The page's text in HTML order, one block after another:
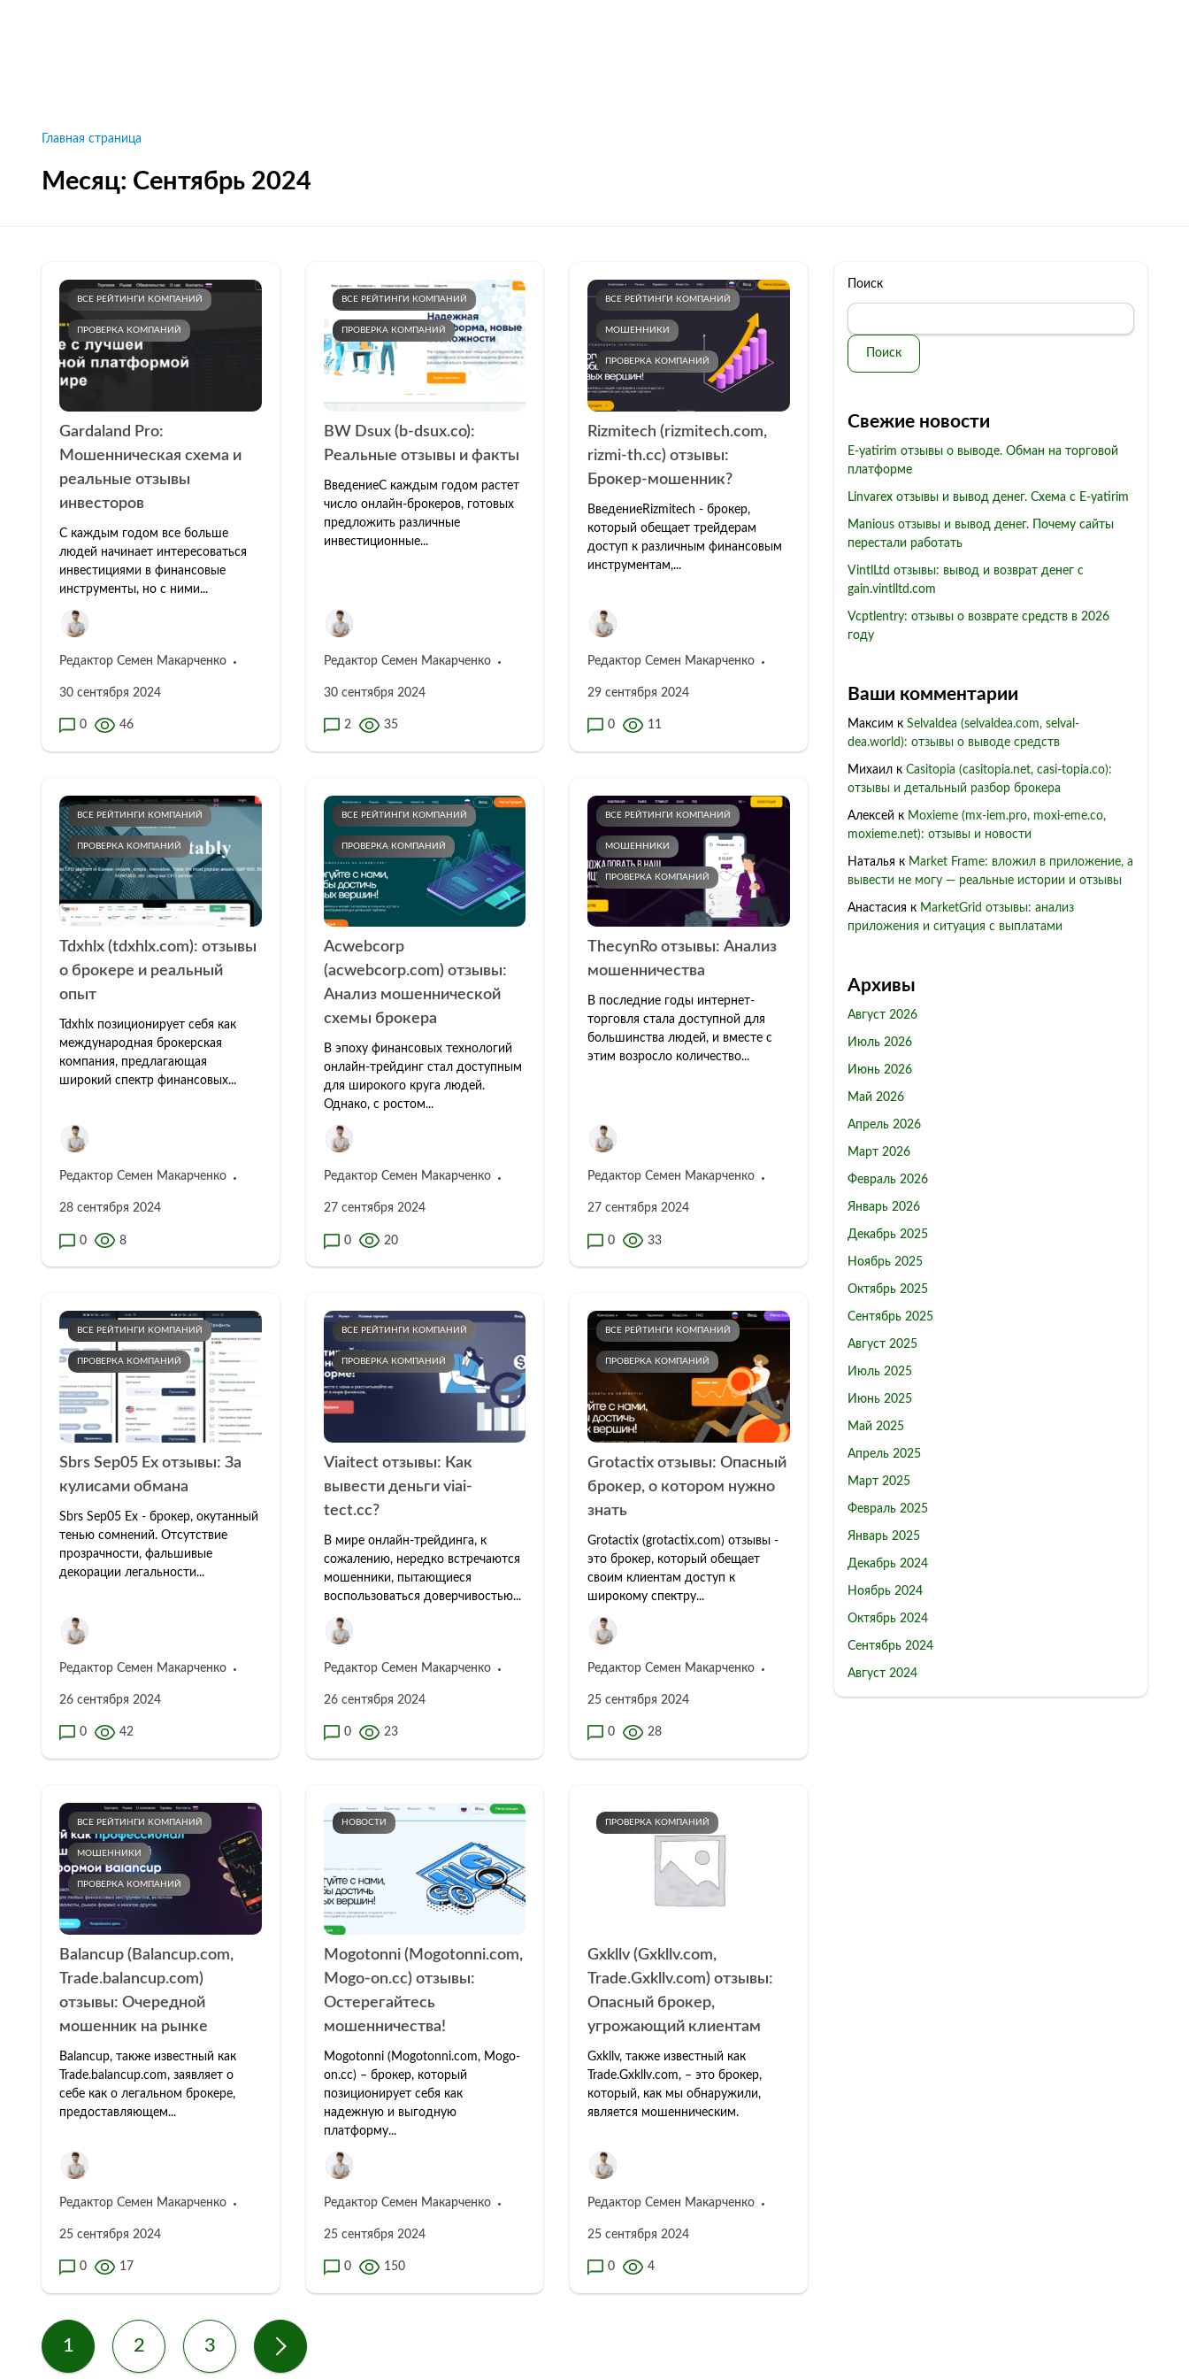
Главная страница
Месяц: Сентябрь 2024
ВСЕ РЕЙТИНГИ КОМПАНИЙ
ПРОВЕРКА КОМПАНИЙ
Gardaland Pro:
Мошенническая схема и
реальные отзывы
инвесторов
С каждым годом все больше
людей начинает интересоваться
инвестициями в финансовые
инструменты, но с ними...
Редактор Семен Макарченко
30 сентября 2024
0 46
ВСЕ РЕЙТИНГИ КОМПАНИЙ
ПРОВЕРКА КОМПАНИЙ
BW Dsux (b-dsux.co):
Реальные отзывы и факты
ВведениеС каждым годом растет
число онлайн-брокеров, готовых
предложить различные
инвестиционные...
Редактор Семен Макарченко
30 сентября 2024
2 35
ВСЕ РЕЙТИНГИ КОМПАНИЙ
МОШЕННИКИ
ПРОВЕРКА КОМПАНИЙ
Rizmitech (rizmitech.com,
rizmi-th.cc) отзывы:
Брокер-мошенник?
ВведениеRizmitech - брокер,
который обещает трейдерам
доступ к различным финансовым
инструментам,...
Редактор Семен Макарченко
29 сентября 2024
0 11
ВСЕ РЕЙТИНГИ КОМПАНИЙ
ПРОВЕРКА КОМПАНИЙ
Tdxhlx (tdxhlx.com): отзывы
о брокере и реальный
опыт
Tdxhlx позиционирует себя как
международная брокерская
компания, предлагающая
широкий спектр финансовых...
Редактор Семен Макарченко
28 сентября 2024
0 8
ВСЕ РЕЙТИНГИ КОМПАНИЙ
ПРОВЕРКА КОМПАНИЙ
Acwebcorp
(acwebcorp.com) отзывы:
Анализ мошеннической
схемы брокера
В эпоху финансовых технологий
онлайн-трейдинг стал доступным
для широкого круга людей.
Однако, с ростом...
Редактор Семен Макарченко
27 сентября 2024
0 20
ВСЕ РЕЙТИНГИ КОМПАНИЙ
МОШЕННИКИ
ПРОВЕРКА КОМПАНИЙ
ThecynRo отзывы: Анализ
мошенничества
В последние годы интернет-
торговля стала доступной для
большинства людей, и вместе с
этим возросло количество...
Редактор Семен Макарченко
27 сентября 2024
0 33
ВСЕ РЕЙТИНГИ КОМПАНИЙ
ПРОВЕРКА КОМПАНИЙ
Sbrs Sep05 Ex отзывы: За
кулисами обмана
Sbrs Sep05 Ex - брокер, окутанный
тенью сомнений. Отсутствие
прозрачности, фальшивые
декорации легальности...
Редактор Семен Макарченко
26 сентября 2024
0 42
ВСЕ РЕЙТИНГИ КОМПАНИЙ
ПРОВЕРКА КОМПАНИЙ
Viaitect отзывы: Как
вывести деньги viai-
tect.cc?
В мире онлайн-трейдинга, к
сожалению, нередко встречаются
мошенники, пытающиеся
воспользоваться доверчивостью...
Редактор Семен Макарченко
26 сентября 2024
0 23
ВСЕ РЕЙТИНГИ КОМПАНИЙ
ПРОВЕРКА КОМПАНИЙ
Grotactix отзывы: Опасный
брокер, о котором нужно
знать
Grotactix (grotactix.com) отзывы -
это брокер, который обещает
своим клиентам доступ к
широкому спектру...
Редактор Семен Макарченко
25 сентября 2024
0 28
ВСЕ РЕЙТИНГИ КОМПАНИЙ
МОШЕННИКИ
ПРОВЕРКА КОМПАНИЙ
Balancup (Balancup.com,
Trade.balancup.com)
отзывы: Очередной
мошенник на рынке
Balancup, также известный как
Trade.balancup.com, заявляет о
себе как о легальном брокере,
предоставляющем...
Редактор Семен Макарченко
25 сентября 2024
0 17
НОВОСТИ
Mogotonni (Mogotonni.com,
Mogo-on.cc) отзывы:
Остерегайтесь
мошенничества!
Mogotonni (Mogotonni.com, Mogo-
on.cc) – брокер, который
позиционирует себя как
надежную и выгодную
платформу...
Редактор Семен Макарченко
25 сентября 2024
0 150
ПРОВЕРКА КОМПАНИЙ
Gxkllv (Gxkllv.com,
Trade.Gxkllv.com) отзывы:
Опасный брокер,
угрожающий клиентам
Gxkllv, также известный как
Trade.Gxkllv.com, – это брокер,
который, как мы обнаружили,
является мошенническим.
Редактор Семен Макарченко
25 сентября 2024
0 4
1 2 3
Поиск
Поиск
Свежие новости
E-yatirim отзывы о выводе. Обман на торговой
платформе
Linvarex отзывы и вывод денег. Схема с E-yatirim
Manious отзывы и вывод денег. Почему сайты
перестали работать
VintlLtd отзывы: вывод и возврат денег с
gain.vintlltd.com
Vcptlentry: отзывы о возврате средств в 2026
году
Ваши комментарии
Максим к Selvaldea (selvaldea.com, selval-
dea.world): отзывы о выводе средств
Михаил к Casitopia (casitopia.net, casi-topia.co):
отзывы и детальный разбор брокера
Алексей к Moxieme (mx-iem.pro, moxi-eme.co,
moxieme.net): отзывы и новости
Наталья к Market Frame: вложил в приложение, а
вывести не могу — реальные истории и отзывы
Анастасия к MarketGrid отзывы: анализ
приложения и ситуация с выплатами
Архивы
Август 2026
Июль 2026
Июнь 2026
Май 2026
Апрель 2026
Март 2026
Февраль 2026
Январь 2026
Декабрь 2025
Ноябрь 2025
Октябрь 2025
Сентябрь 2025
Август 2025
Июль 2025
Июнь 2025
Май 2025
Апрель 2025
Март 2025
Февраль 2025
Январь 2025
Декабрь 2024
Ноябрь 2024
Октябрь 2024
Сентябрь 2024
Август 2024